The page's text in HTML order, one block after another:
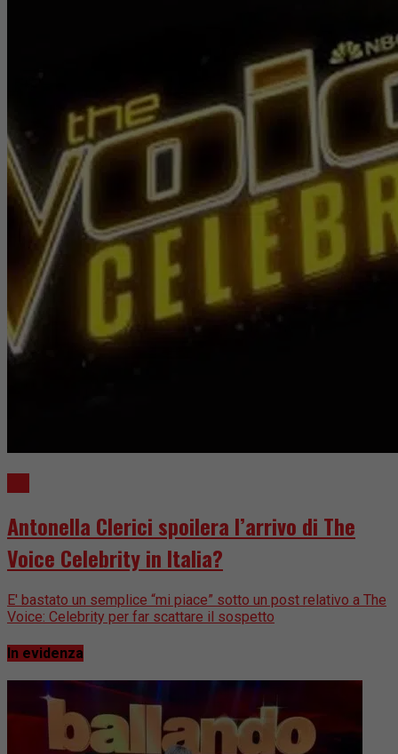
Antonella Clerici spoilera l’arrivo di The
Voice Celebrity in Italia?
E' bastato un semplice “mi piace” sotto un post relativo a The
Voice: Celebrity per far scattare il sospetto
In evidenza